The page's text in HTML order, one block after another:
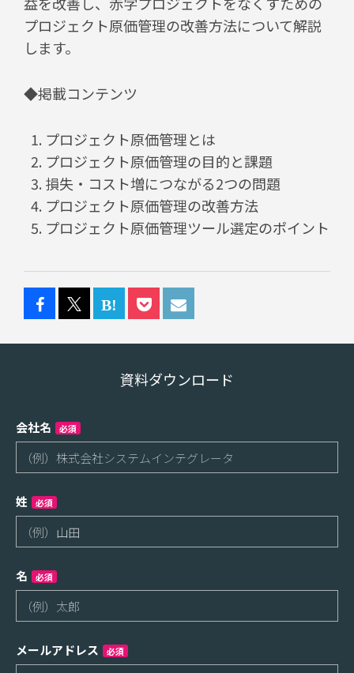
プロジェクト原価管理の改善方法について解説
します。
◆掲載コンテンツ
プロジェクト原価管理とは
プロジェクト原価管理の目的と課題
損失・コスト増につながる2つの問題
プロジェクト原価管理の改善方法
プロジェクト原価管理ツール選定のポイント
資料ダウンロード
会社名 必須
姓 必須
名 必須
メールアドレス 必須